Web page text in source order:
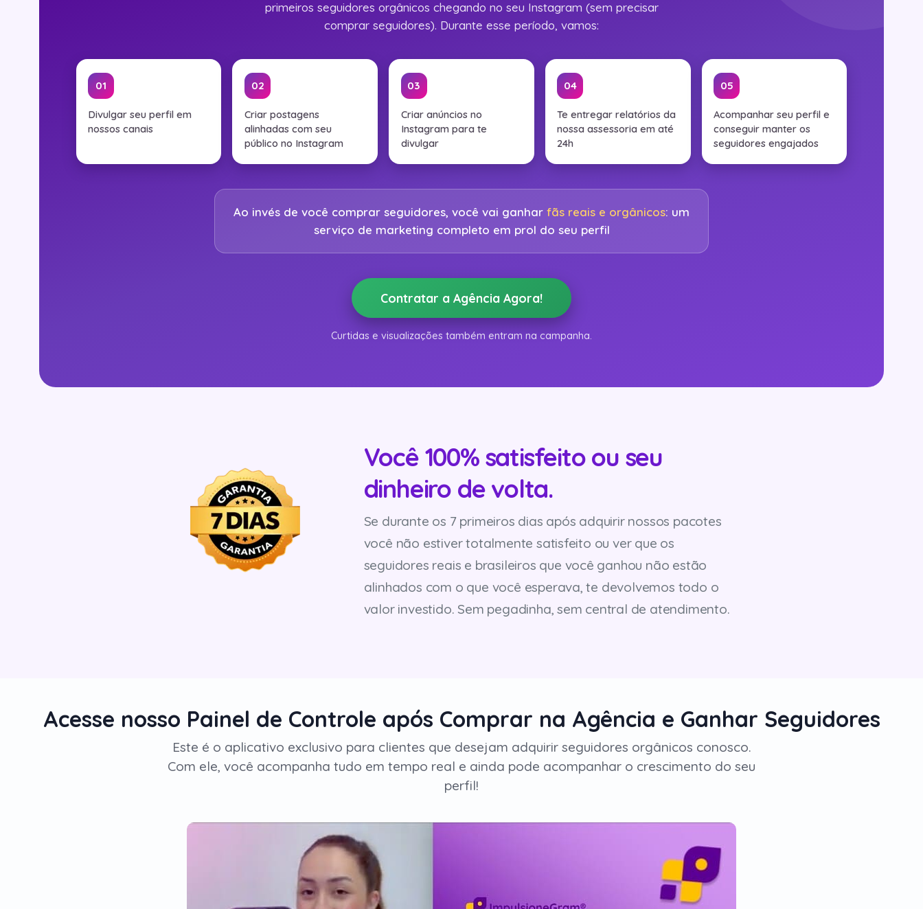
primeiros seguidores orgânicos chegando no seu Instagram (sem precisar
comprar seguidores). Durante esse período, vamos:
01
Divulgar seu perfil em
nossos canais
02
Criar postagens
alinhadas com seu
público no Instagram
03
Criar anúncios no
Instagram para te
divulgar
04
Te entregar relatórios da
nossa assessoria em até
24h
05
Acompanhar seu perfil e
conseguir manter os
seguidores engajados
Ao invés de você comprar seguidores, você vai ganhar fãs reais e orgânicos: um
serviço de marketing completo em prol do seu perfil
Contratar a Agência Agora!
Curtidas e visualizações também entram na campanha.
Você 100% satisfeito ou seu
dinheiro de volta.
Se durante os 7 primeiros dias após adquirir nossos pacotes
você não estiver totalmente satisfeito ou ver que os
seguidores reais e brasileiros que você ganhou não estão
alinhados com o que você esperava, te devolvemos todo o
valor investido. Sem pegadinha, sem central de atendimento.
Acesse nosso Painel de Controle após Comprar na Agência e Ganhar Seguidores
Este é o aplicativo exclusivo para clientes que desejam adquirir seguidores orgânicos conosco.
Com ele, você acompanha tudo em tempo real e ainda pode acompanhar o crescimento do seu
perfil!